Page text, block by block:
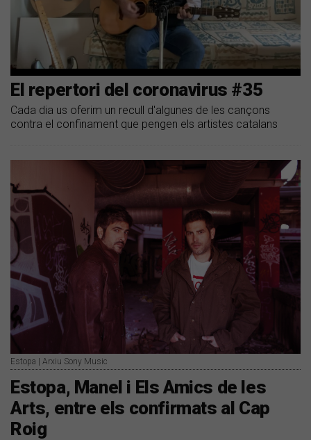
El repertori del coronavirus #35
Cada dia us oferim un recull d'algunes de les cançons
contra el confinament que pengen els artistes catalans
Estopa | Arxiu Sony Music
Estopa, Manel i Els Amics de les
Arts, entre els confirmats al Cap
Roig